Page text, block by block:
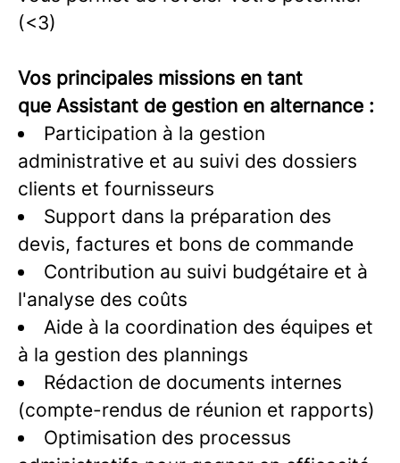
(<3)
Vos principales missions en tant
que Assistant de gestion en alternance :
Participation à la gestion
administrative et au suivi des dossiers
clients et fournisseurs
Support dans la préparation des
devis, factures et bons de commande
Contribution au suivi budgétaire et à
l'analyse des coûts
Aide à la coordination des équipes et
à la gestion des plannings
Rédaction de documents internes
(compte-rendus de réunion et rapports)
Optimisation des processus